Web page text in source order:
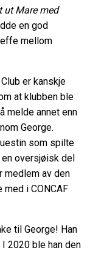
ut Mare med
en god
mellom
er kanskje
at klubben ble
melde annet enn
George.
som spilte
oversjøisk del
medlem av den
i CONCAF
til George! Han
2020 ble han den